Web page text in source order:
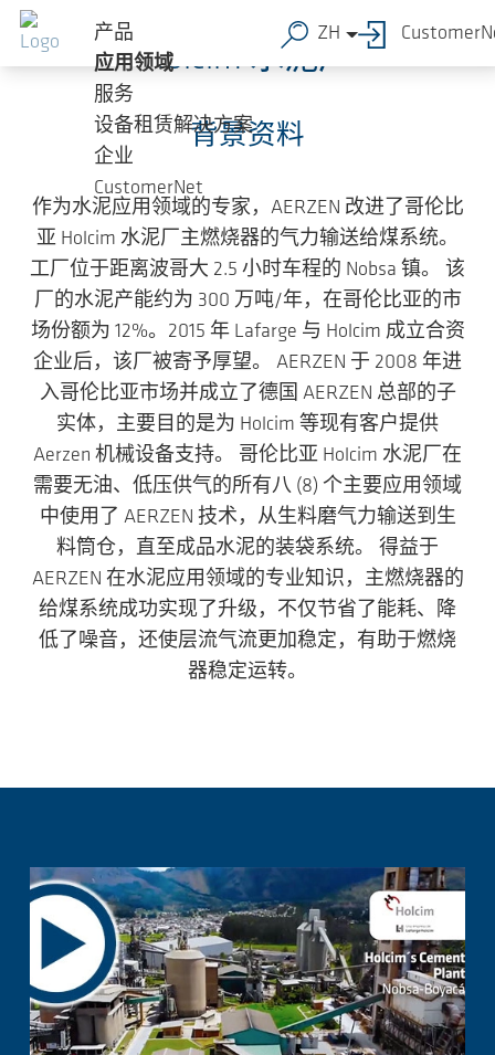
跳转到主要内容
产品
应用领域
服务
设备租赁解决方案
企业
CustomerNet
ZH
Holcim 水泥厂
背景资料
作为水泥应用领域的专家，AERZEN 改进了哥伦比
亚 Holcim 水泥厂主燃烧器的气力输送给煤系统。
工厂位于距离波哥大 2.5 小时车程的 Nobsa 镇。 该
厂的水泥产能约为 300 万吨/年，在哥伦比亚的市
场份额为 12%。2015 年 Lafarge 与 Holcim 成立合资
企业后，该厂被寄予厚望。 AERZEN 于 2008 年进
入哥伦比亚市场并成立了德国 AERZEN 总部的子
实体，主要目的是为 Holcim 等现有客户提供
Aerzen 机械设备支持。 哥伦比亚 Holcim 水泥厂在
需要无油、低压供气的所有八 (8) 个主要应用领域
中使用了 AERZEN 技术，从生料磨气力输送到生
料筒仓，直至成品水泥的装袋系统。 得益于
AERZEN 在水泥应用领域的专业知识，主燃烧器的
给煤系统成功实现了升级，不仅节省了能耗、降
低了噪音，还使层流气流更加稳定，有助于燃烧
器稳定运转。